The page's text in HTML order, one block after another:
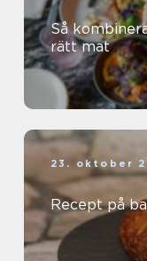
Så
rätt mat
23. oktober
Recept på